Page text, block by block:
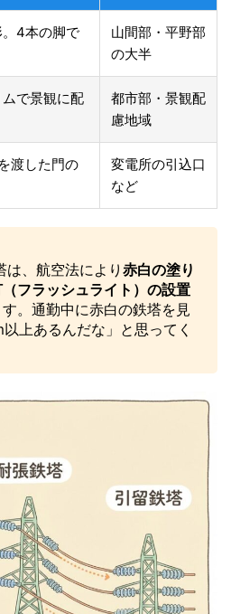
4本の脚で
山間部・平野部
の大半
で景観に配
都市部・景観配
慮地域
渡した門の
変電所の引込口
など
は、航空法により 赤白の塗り
フラッシュライト）の設置
。通勤中に赤白の鉄塔を見
上あるんだな」と思ってく